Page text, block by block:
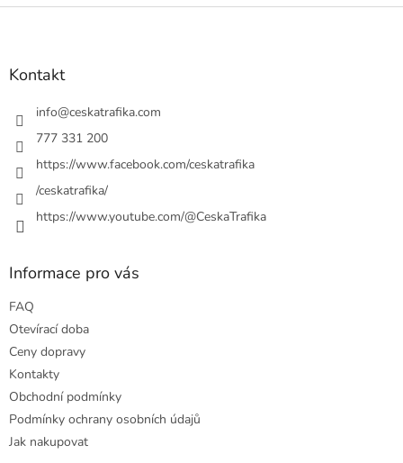
ý
s
v
Z
Kontakt
info@ceskatrafika.com
777 331 200
https://www.facebook.com/ceskatrafika
/ceskatrafika/
https://www.youtube.com/@CeskaTrafika
Informace pro vás
FAQ
Otevírací doba
Ceny dopravy
Kontakty
Obchodní podmínky
Podmínky ochrany osobních údajů
Jak nakupovat